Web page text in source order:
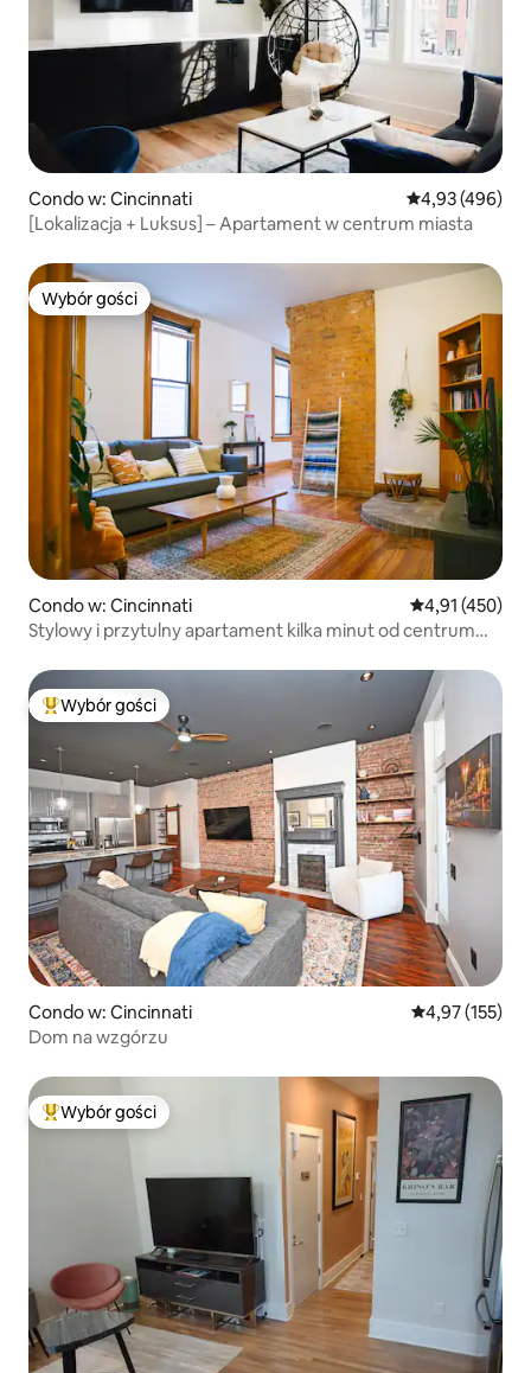
Condo w: Cincinnati Średnia
4,93 (496)
[Lokalizacja + Luksus] – Apartament w centrum miasta
Wybór gości
Wybór gości
Condo w: Cincinnati Średnia
4,91 (450)
Stylowy i przytulny apartament kilka minut od centrum
Najpopularniejsze z kategorii Wybór gości
Wybór gości
Condo w: Cincinnati Średnia
4,97 (155)
Dom na wzgórzu
Najpopularniejsze z kategorii Wybór gości
Wybór gości